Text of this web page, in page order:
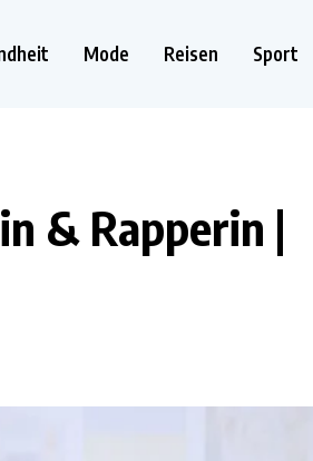
Mode Reisen Sport
& Rapperin |